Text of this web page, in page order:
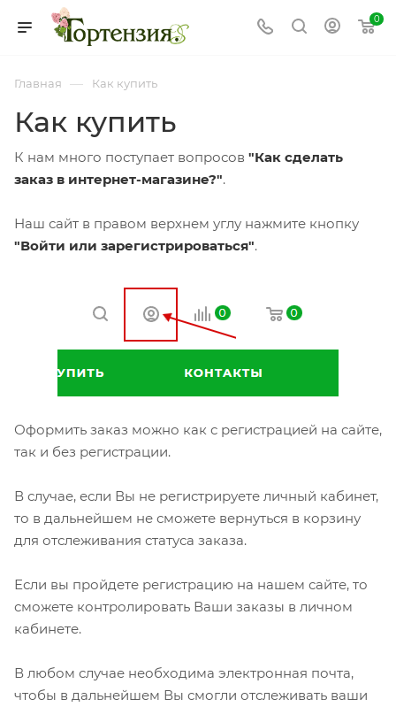
0
Главная — Как купить
Как купить
К нам много поступает вопросов "Как сделать
заказ в интернет-магазине?".
Наш сайт в правом верхнем углу нажмите кнопку
"Войти или зарегистрироваться".
Оформить заказ можно как с регистрацией на сайте,
так и без регистрации.
В случае, если Вы не регистрируете личный кабинет,
то в дальнейшем не сможете вернуться в корзину
для отслеживания статуса заказа.
Если вы пройдете регистрацию на нашем сайте, то
сможете контролировать Ваши заказы в личном
кабинете.
В любом случае необходима электронная почта,
чтобы в дальнейшем Вы смогли отслеживать ваши